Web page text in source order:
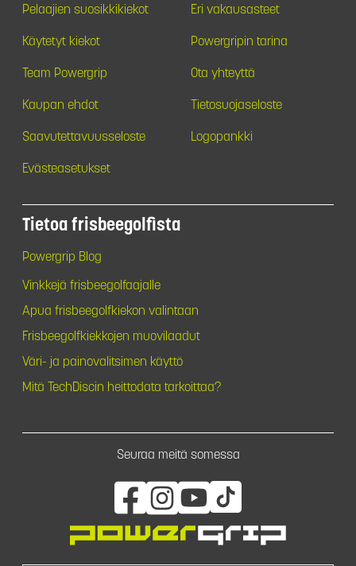
Pelaajien suosikkikiekot Eri vakausasteet
Käytetyt kiekot Powergripin tarina
Team Powergrip Ota yhteyttä
Kaupan ehdot Tietosuojaseloste
Saavutettavuusseloste Logopankki
Evästeasetukset
Tietoa frisbeegolfista
Powergrip Blog
Vinkkejä frisbeegolfaajalle
Apua frisbeegolfkiekon valintaan
Frisbeegolfkiekkojen muovilaadut
Väri- ja painovalitsimen käyttö
Mitä TechDiscin heittodata tarkoittaa?
Seuraa meitä somessa